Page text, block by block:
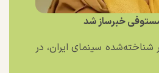
خبرساز شد
شناخته‌شده سینمای ایران، در